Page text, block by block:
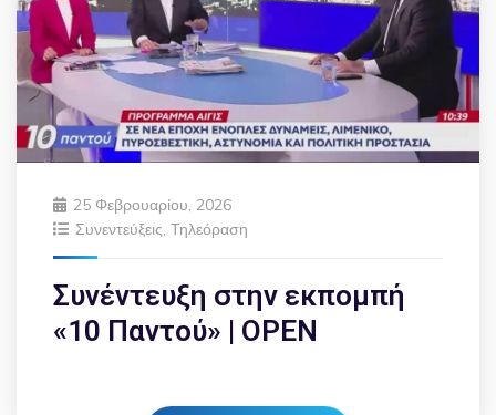
25 Φεβρουαρίου, 2026
Συνεντεύξεις, Τηλεόραση
Συνέντευξη στην εκπομπή
«10 Παντού» | OPEN